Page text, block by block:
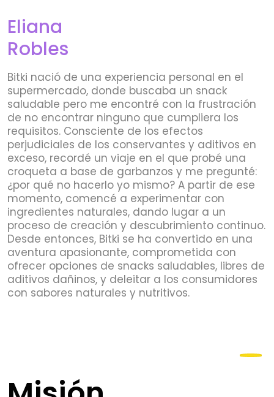
Eliana
Robles
Bitki nació de una experiencia personal en el
supermercado, donde buscaba un snack
saludable pero me encontré con la frustración
de no encontrar ninguno que cumpliera los
requisitos. Consciente de los efectos
perjudiciales de los conservantes y aditivos en
exceso, recordé un viaje en el que probé una
croqueta a base de garbanzos y me pregunté:
¿por qué no hacerlo yo mismo? A partir de ese
momento, comencé a experimentar con
ingredientes naturales, dando lugar a un
proceso de creación y descubrimiento continuo.
Desde entonces, Bitki se ha convertido en una
aventura apasionante, comprometida con
ofrecer opciones de snacks saludables, libres de
aditivos dañinos, y deleitar a los consumidores
con sabores naturales y nutritivos.